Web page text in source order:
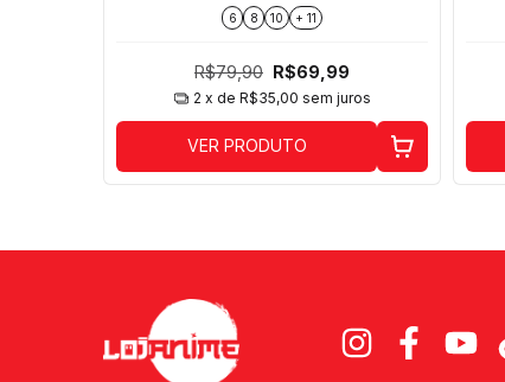
6 8 10 + 11
R$79,90 R$69,99
2 x de R$35,00 sem juros
VER PRODUTO